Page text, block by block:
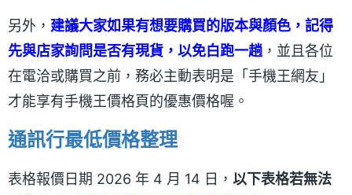
另外， 建議大家如果有想要購買的版本與顏色，記得
先與店家詢問是否有現貨，以免白跑一趟 ，並且各位
在電洽或購買之前，務必主動表明是「手機王網友」
才能享有手機王價格頁的優惠價格喔。
通訊行最低價格整理
表格報價日期 2026 年 4 月 14 日， 以下表格若無法